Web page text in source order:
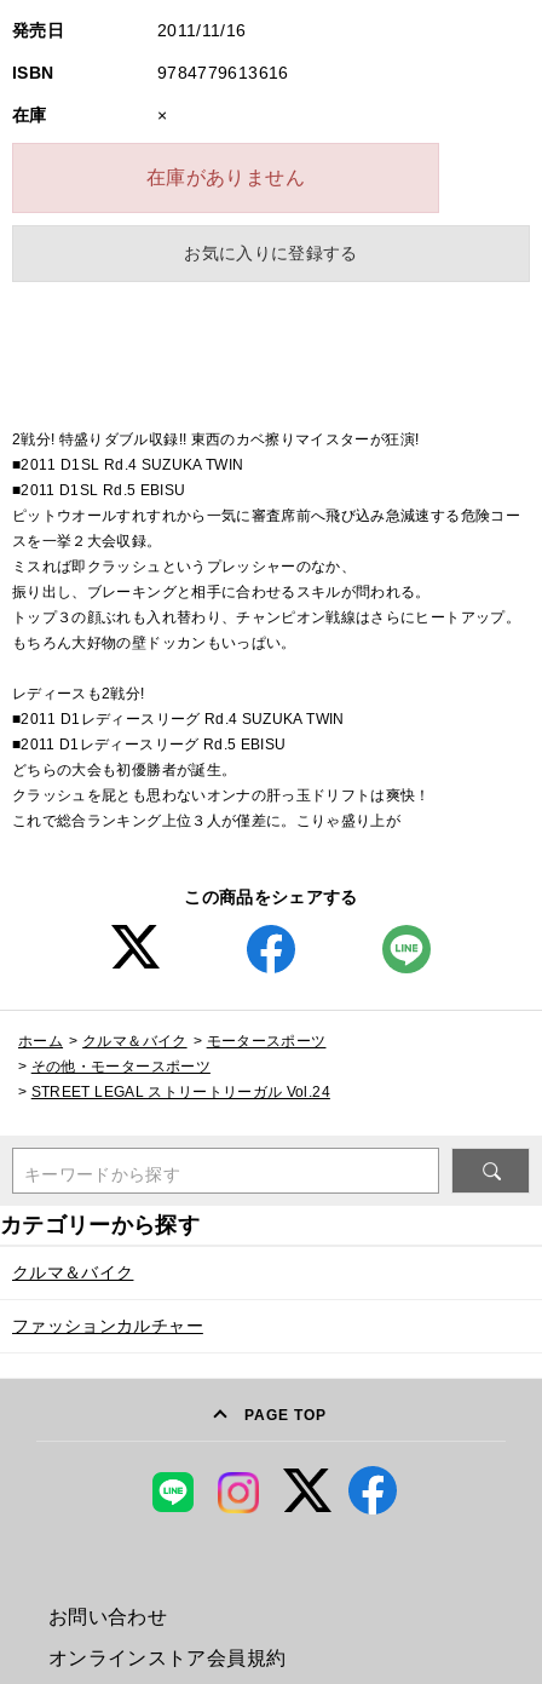
発売日 2011/11/16
ISBN 9784779613616
在庫 ×
在庫がありません
お気に入りに登録する
2戦分! 特盛りダブル収録!! 東西のカベ擦りマイスターが狂演!
■2011 D1SL Rd.4 SUZUKA TWIN
■2011 D1SL Rd.5 EBISU
ピットウオールすれすれから一気に審査席前へ飛び込み急減速する危険コー
スを一挙２大会収録。
ミスれば即クラッシュというプレッシャーのなか、
振り出し、ブレーキングと相手に合わせるスキルが問われる。
トップ３の顔ぶれも入れ替わり、チャンピオン戦線はさらにヒートアップ。
もちろん大好物の壁ドッカンもいっぱい。
レディースも2戦分!
■2011 D1レディースリーグ Rd.4 SUZUKA TWIN
■2011 D1レディースリーグ Rd.5 EBISU
どちらの大会も初優勝者が誕生。
クラッシュを屁とも思わないオンナの肝っ玉ドリフトは爽快！
これで総合ランキング上位３人が僅差に。こりゃ盛り上が
この商品をシェアする
ホーム > クルマ＆バイク > モータースポーツ
> その他・モータースポーツ
> STREET LEGAL ストリートリーガル Vol.24
キーワードから探す
クルマ＆バイク
ファッションカルチャー
PAGE TOP
お問い合わせ
オンラインストア会員規約